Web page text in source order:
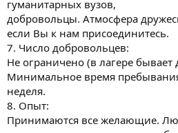
гуманитарных вузов,
добровольцы. Атмосфера
если Вы к нам присоединитесь.
7. Число добровольцев:
Не ограничено (в лагере бывает
Минимальное время
неделя.
8. Опыт:
Принимаются все желающие.